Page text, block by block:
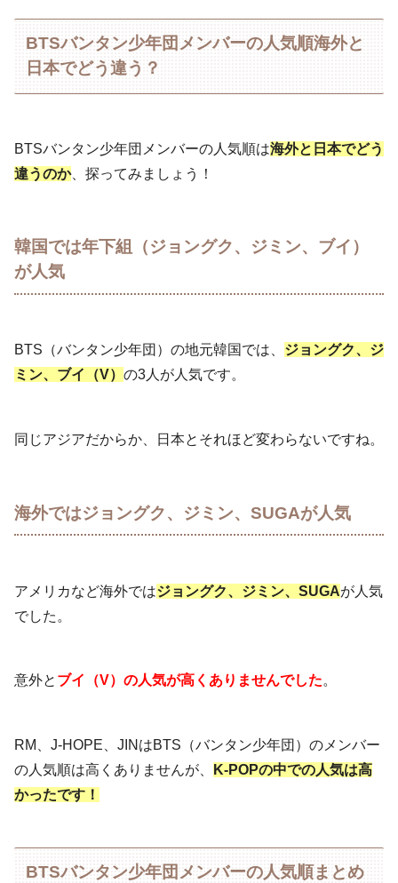
BTSバンタン少年団メンバーの人気順海外と
日本でどう違う？
BTSバンタン少年団メンバーの人気順は海外と日本でどう
違うのか、探ってみましょう！
韓国では年下組（ジョングク、ジミン、ブイ）
が人気
BTS（バンタン少年団）の地元韓国では、 ジョングク、ジ
ミン、ブイ（V） の3人が人気です。
同じアジアだからか、日本とそれほど変わらないですね。
海外ではジョングク、ジミン、SUGAが人気
アメリカなど海外ではジョングク、ジミン、SUGAが人気
でした。
意外と ブイ（V）の人気が高くありませんでした。
RM、J-HOPE、JINはBTS（バンタン少年団）のメンバー
の人気順は高くありませんが、
K-POPの中での人気は高
かったです！
BTSバンタン少年団メンバーの人気順まとめ